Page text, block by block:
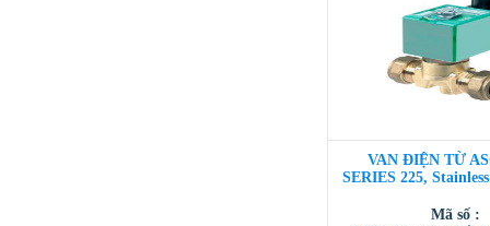
VAN ĐIỆN TỪ
SERIES 225,
Mã số :